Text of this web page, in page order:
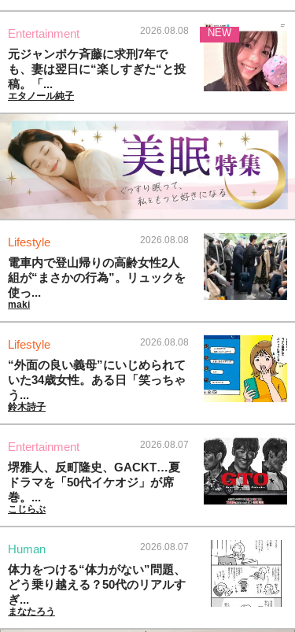
Entertainment 2026.08.08
元ジャンポケ斉藤に求刑7年で
も、妻は翌日に“楽しすぎた“と投
稿。「...
エタノール純子
NEW
Lifestyle 2026.08.08
電車内で登山帰りの高齢女性2人
組が“まさかの行為”。リュックを
使っ...
maki
Lifestyle 2026.08.08
“外面の良い義母”にいじめられて
いた34歳女性。ある日「笑っちゃ
う...
鈴木詩子
Entertainment 2026.08.07
堺雅人、反町隆史、GACKT…夏
ドラマを「50代イケオジ」が席
巻。...
こじらぶ
Human 2026.08.07
体力をつける“体力がない”問題、
どう乗り越える？50代のリアルす
ぎ...
まなたろう